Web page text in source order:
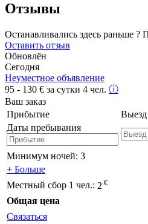
Отзывы
Останавливались здесь раньше ?
Оставить отзыв
Обновлён
Сегодня
Неуместное объявление
95 - 130 € за сутки 4 чел. ⓘ
Ваш заказ
Прибытие
Выезд
Даты пребывания
Минимум ночей: 3
+ Больше
Местный сбор 1 чел.: 2 €
Общая цена
Связаться